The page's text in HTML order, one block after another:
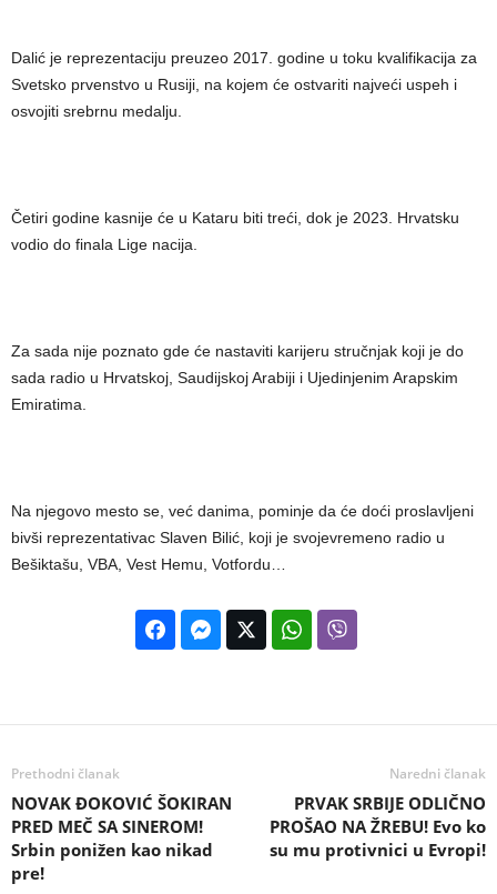
Dalić je reprezentaciju preuzeo 2017. godine u toku kvalifikacija za
Svetsko prvenstvo u Rusiji, na kojem će ostvariti najveći uspeh i
osvojiti srebrnu medalju.
Četiri godine kasnije će u Kataru biti treći, dok je 2023. Hrvatsku
vodio do finala Lige nacija.
Za sada nije poznato gde će nastaviti karijeru stručnjak koji je do
sada radio u Hrvatskoj, Saudijskoj Arabiji i Ujedinjenim Arapskim
Emiratima.
Na njegovo mesto se, već danima, pominje da će doći proslavljeni
bivši reprezentativac Slaven Bilić, koji je svojevremeno radio u
Bešiktašu, VBA, Vest Hemu, Votfordu…
Prethodni članak
NOVAK ĐOKOVIĆ ŠOKIRAN
PRED MEČ SA SINEROM!
Srbin ponižen kao nikad
pre!
Naredni članak
PRVAK SRBIJE ODLIČNO
PROŠAO NA ŽREBU! Evo ko
su mu protivnici u Evropi!